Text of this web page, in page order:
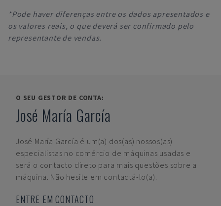
*Pode haver diferenças entre os dados apresentados e
os valores reais, o que deverá ser confirmado pelo
representante de vendas.
O SEU GESTOR DE CONTA:
José María García
José María García é um(a) dos(as) nossos(as)
especialistas no comércio de máquinas usadas e
será o contacto direto para mais questões sobre a
máquina. Não hesite em contactá-lo(a).
ENTRE EM CONTACTO